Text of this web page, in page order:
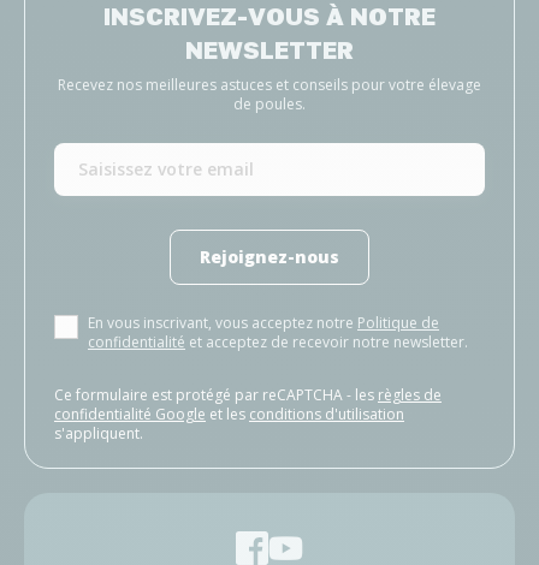
INSCRIVEZ-VOUS À NOTRE
NEWSLETTER
Recevez nos meilleures astuces et conseils pour votre élevage
de poules.
Rejoignez-nous
En vous inscrivant, vous acceptez notre Politique de
confidentialité et acceptez de recevoir notre newsletter.
Ce formulaire est protégé par reCAPTCHA - les règles de
confidentialité Google et les conditions d'utilisation
s'appliquent.